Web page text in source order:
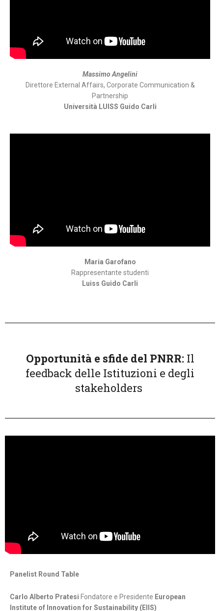
Massimo Angelini
Direttore External Affairs, Corporate Communication &
Partnership
Università LUISS Guido Carli
Maria Garofano
Rappresentante studenti
Luiss Guido Carli
Opportunità e sfide del PNRR: Il
feedback delle Istituzioni e degli
stakeholders
Panelist Round Table
Carlo Alberto Pratesi Fondatore e Presidente European
Institute of Innovation for Sustainability (EIIS)